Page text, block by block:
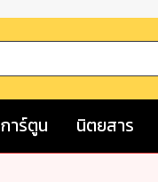
การ์ตูน นิตยสาร